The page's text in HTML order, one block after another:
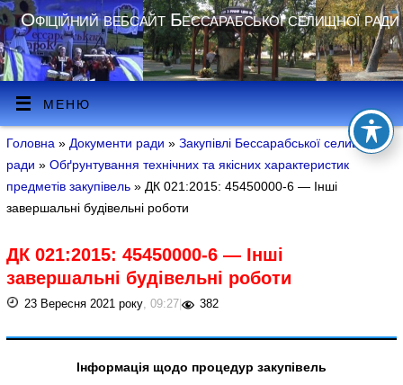
Офіційний вебсайт Бессарабської селищної ради
МЕНЮ
Головна » Документи ради»Закупівлі Бессарабської селищної
ради»Обґрунтування технічних та якісних характеристик
предметів закупівель» ДК 021:2015: 45450000-6 — Інші
завершальні будівельні роботи
ДК 021:2015: 45450000-6 — Інші
завершальні будівельні роботи
23 Вересня 2021 року, 09:27| 382
Інформація щодо процедур закупівель